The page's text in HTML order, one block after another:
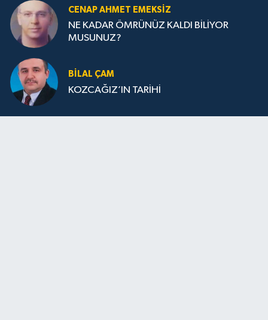
CENAP AHMET EMEKSİZ
NE KADAR ÖMRÜNÜZ KALDI BİLİYOR
MUSUNUZ?
BILAL ÇAM
KOZCAĞIZ’IN TARİHİ